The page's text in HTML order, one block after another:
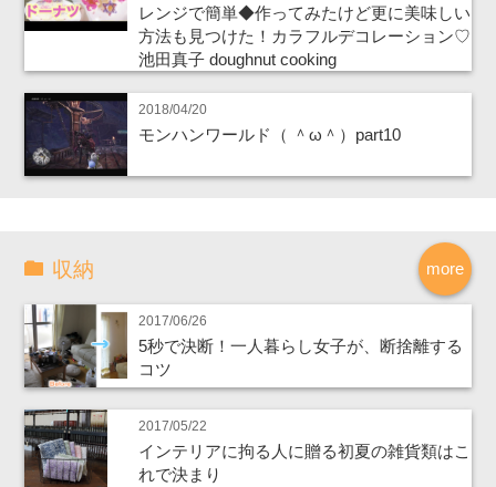
レンジで簡単◆作ってみたけど更に美味しい
方法も見つけた！カラフルデコレーション♡
池田真子 doughnut cooking
2018/04/20
モンハンワールド（ ＾ω＾）part10
more
収納
2017/06/26
5秒で決断！一人暮らし女子が、断捨離する
コツ
2017/05/22
インテリアに拘る人に贈る初夏の雑貨類はこ
れで決まり